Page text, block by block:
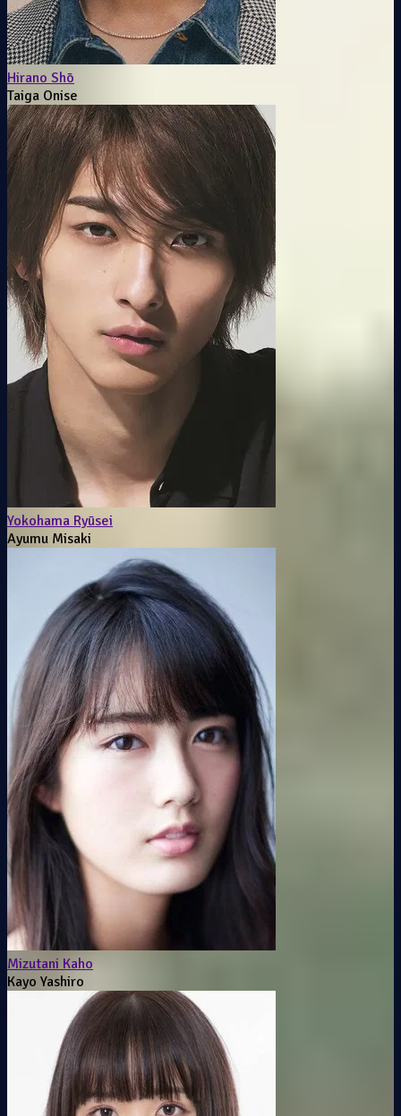
Hirano Shō
Taiga Onise
Yokohama Ryūsei
Ayumu Misaki
Mizutani Kaho
Kayo Yashiro